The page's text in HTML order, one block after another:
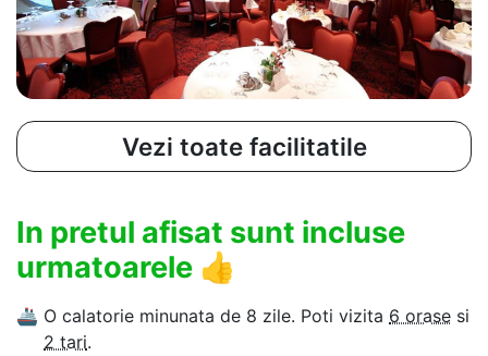
Vezi toate facilitatile
In pretul afisat sunt incluse
urmatoarele 👍
🚢 O calatorie minunata de 8 zile. Poti vizita 6 orase si
2 tari.